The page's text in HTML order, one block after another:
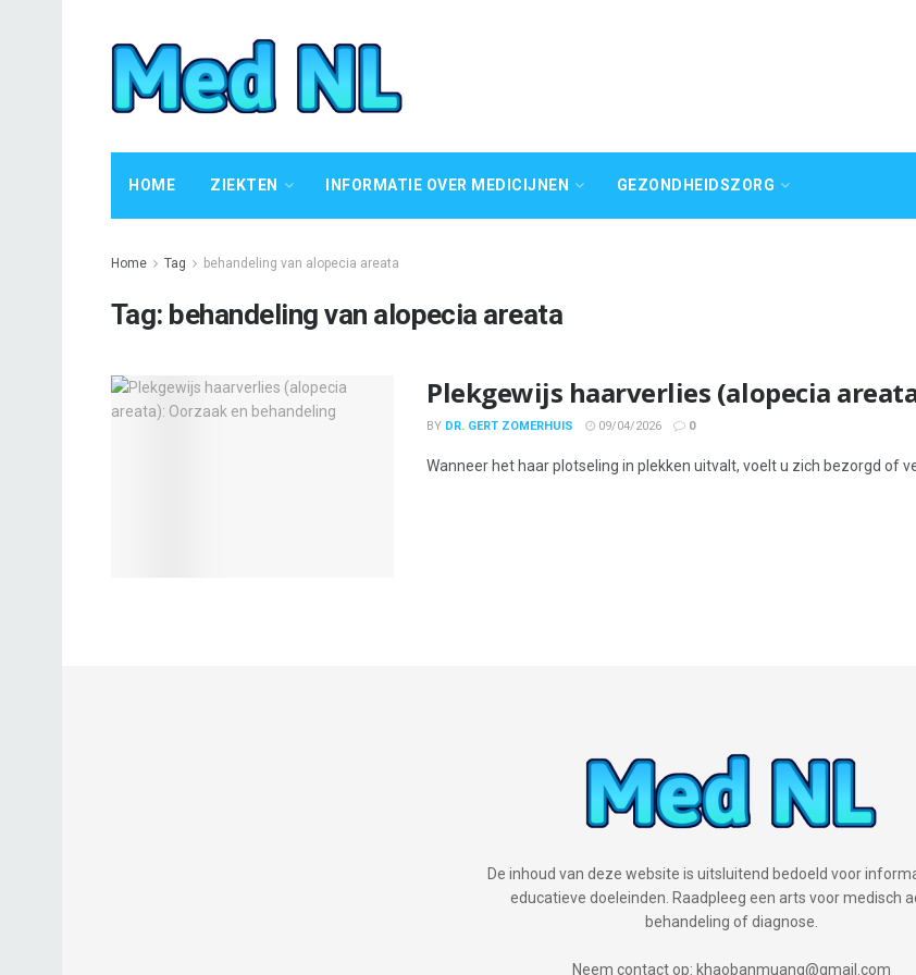
HOME ZIEKTEN INFORMATIE OVER MEDICIJNEN GEZONDHEIDSZORG
Home Tag behandeling van alopecia areata
Tag: behandeling van alopecia areata
Plekgewijs haarverlies (alopecia
BY DR. GERT ZOMERHUIS 09/04/2026 0
Wanneer het haar plotseling in plekken uitvalt, voelt u zich bezorgd of
De inhoud van deze website is uitsluitend bedoeld voor
educatieve doeleinden. Raadpleeg een arts voor medisch
behandeling of diagnose.
Neem contact op: khaobanmuang@gmail.com